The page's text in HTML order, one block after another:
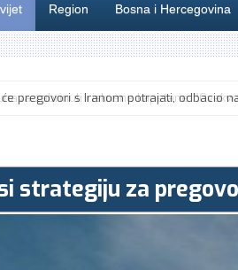
Region Bosna i Hercegovina
strategiju za